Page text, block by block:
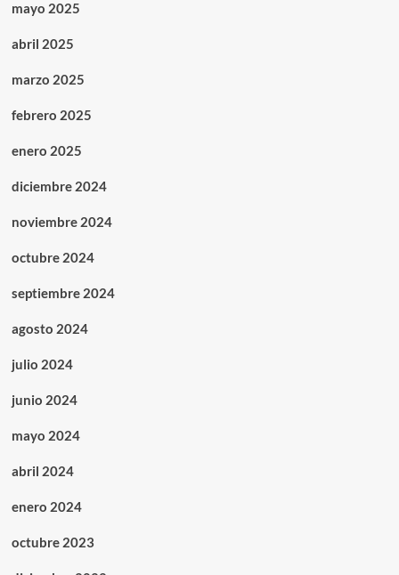
mayo 2025
abril 2025
marzo 2025
febrero 2025
enero 2025
diciembre 2024
noviembre 2024
octubre 2024
septiembre 2024
agosto 2024
julio 2024
junio 2024
mayo 2024
abril 2024
enero 2024
octubre 2023